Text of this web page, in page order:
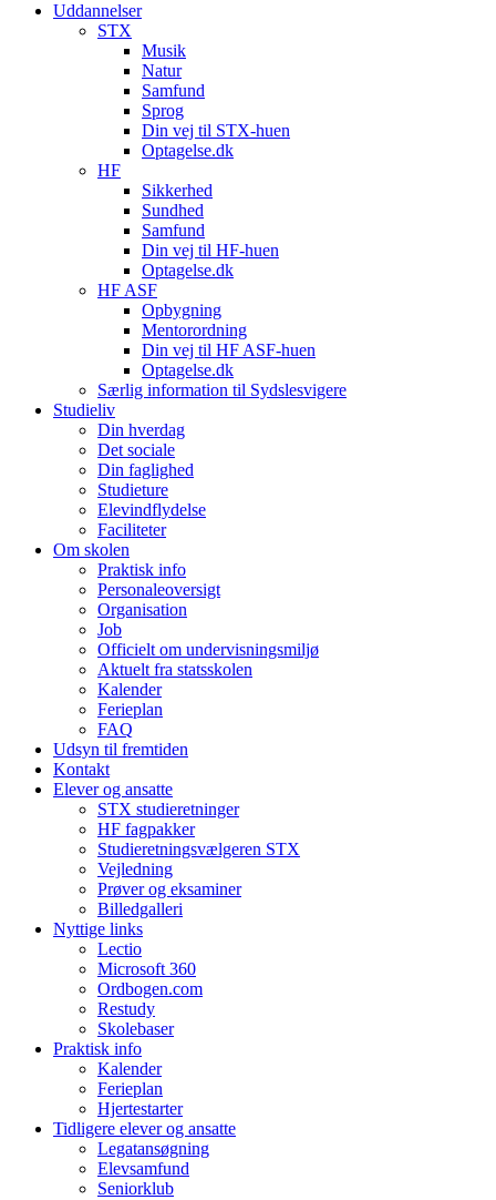
Uddannelser
STX
Musik
Natur
Samfund
Sprog
Din vej til STX-huen
Optagelse.dk
HF
Sikkerhed
Sundhed
Samfund
Din vej til HF-huen
Optagelse.dk
HF ASF
Opbygning
Mentorordning
Din vej til HF ASF-huen
Optagelse.dk
Særlig information til Sydslesvigere
Studieliv
Din hverdag
Det sociale
Din faglighed
Studieture
Elevindflydelse
Faciliteter
Om skolen
Praktisk info
Personaleoversigt
Organisation
Job
Officielt om undervisningsmiljø
Aktuelt fra statsskolen
Kalender
Ferieplan
FAQ
Udsyn til fremtiden
Kontakt
Elever og ansatte
STX studieretninger
HF fagpakker
Studieretningsvælgeren STX
Vejledning
Prøver og eksaminer
Billedgalleri
Nyttige links
Lectio
Microsoft 360
Ordbogen.com
Restudy
Skolebaser
Praktisk info
Kalender
Ferieplan
Hjertestarter
Tidligere elever og ansatte
Legatansøgning
Elevsamfund
Seniorklub